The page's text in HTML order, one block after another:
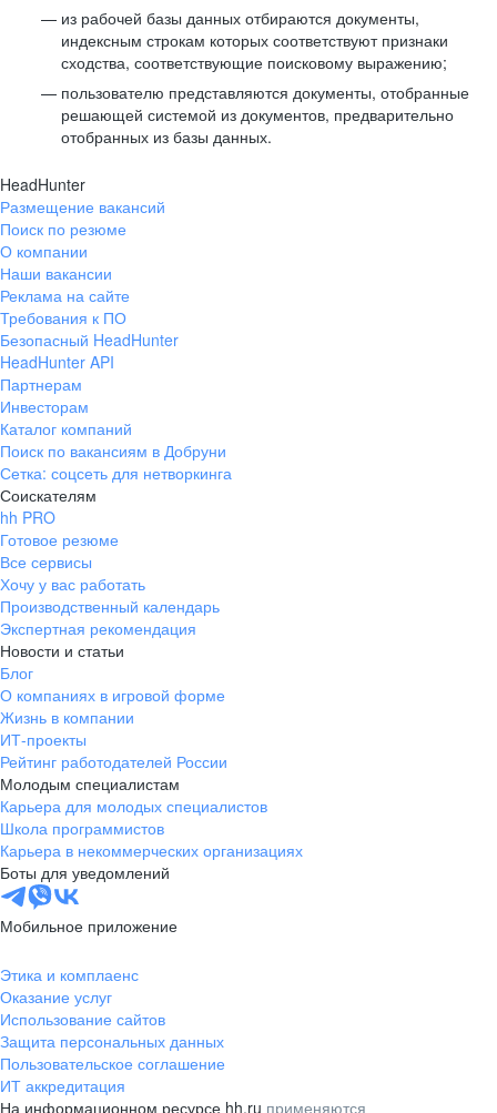
из рабочей базы данных отбираются документы,
индексным строкам которых соответствуют признаки
сходства, соответствующие поисковому выражению;
пользователю представляются документы, отобранные
решающей системой из документов, предварительно
отобранных из базы данных.
HeadHunter
Размещение вакансий
Поиск по резюме
О компании
Наши вакансии
Реклама на сайте
Требования к ПО
Безопасный HeadHunter
HeadHunter API
Партнерам
Инвесторам
Каталог компаний
Поиск по вакансиям в Добруни
Сетка: соцсеть для нетворкинга
Соискателям
hh PRO
Готовое резюме
Все сервисы
Хочу у вас работать
Производственный календарь
Экспертная рекомендация
Новости и статьи
Блог
О компаниях в игровой форме
Жизнь в компании
ИТ-проекты
Рейтинг работодателей России
Молодым специалистам
Карьера для молодых специалистов
Школа программистов
Карьера в некоммерческих организациях
Боты для уведомлений
Мобильное приложение
Этика и комплаенс
Оказание услуг
Использование сайтов
Защита персональных данных
Пользовательское соглашение
ИТ аккредитация
На информационном ресурсе hh.ru применяются